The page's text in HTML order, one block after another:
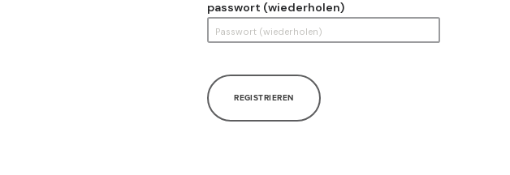
passwort (wiederholen)
REGISTRIEREN